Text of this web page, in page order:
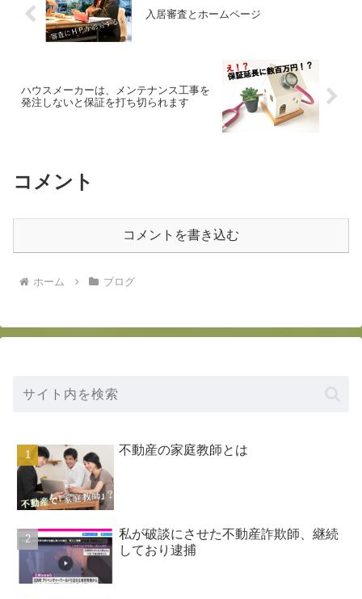
入居審査とホームページ
ハウスメーカーは、メンテナンス工事を
発注しないと保証を打ち切られます
コメント
コメントを書き込む
ホーム ブログ
不動産の家庭教師とは
私が破談にさせた不動産詐欺師、継続
しており逮捕